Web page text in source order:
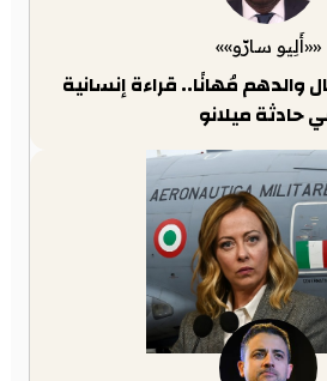
««أَلِيو سارّو»»
والدهم مُهانًا.. قراءة إنسانية
حادثة ميلانو